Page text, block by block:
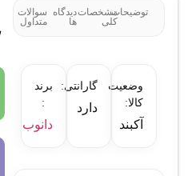
توضیحاتمشخصات
کلی
دیدگاه
ها
سوالات
متداول
وضعیت
کالا:
آکبند
گارانتی:
دارد
برند
:
دانوب